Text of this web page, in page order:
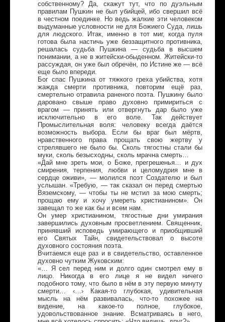
собственному? Да, скажут тут, что по дуэльным
правилам Пушкин не был убийцей, ибо свершил всё
в честном поединке. Но ведь жалкие эти человеком
выдуманные условности не для Божиего Суда, лишь
для людского. Итак, именно в тот миг, когда пуля
готова была настичь уже беззащитного противника,
решалась судьба Пушкина — судьба в высшем
понимании, а не в житейски-обыденном. Житейски-то
рассуждая, он уже был обречён, по Истине же — всё
еще было впереди.
Бог спас Пушкина от тяжкого греха убийства, хотя
жажда смерти противника, повторим ещё раз,
смертельно отравила раненого поэта. Пушкину было
даровано свыше право духовно примириться с
врагом — принять или отвергнуть дар было уже
исключительно в его воле. Так действует
Промыслительная воля: человеку всегда даётся
возможность выбора. Если бы враг был мёртв,
нравственного права прощать свою жертву у
стрелявшего не было бы. Сколь тягостны стали бы
муки, сколь безысходны, сколь мрачна смерть…
«Дай мне зреть мои, о Боже, прегрешенья… и дух
смирения, терпения, любви и целомудрия мне в
сердце оживи», — молился поэт Создателю и был
услышан. «Требую, — так сказал он перед смертью
Вяземскому, — чтобы ты не мстил за мою смерть;
прощаю ему и хочу умереть христианином». Он
завещал то же как бы и всем нам.
Он умер христианином, тягостные дни умирания
завершились духовным просветлением. Священник,
принявший исповедь умирающего и приобщивший
его Святых Тайн, свидетельствовал о высоте
духовного состояния поэта.
Вчитаемся еще раз и в свидетельство, оставленное
духовно чутким Жуковским:
«… Я сел перед ним и долго один смотрел ему в
лицо. Никогда в его лице я не видел ничего
подобного тому, что было в нём в эту первую минуту
смерти… ‹…› Какая-то глубокая, удивительная
мысль на нём развивалась, что-то похожее на
видение, на какое-то полное, глубокое,
удовольствованное знание. Всматриваясь в него,